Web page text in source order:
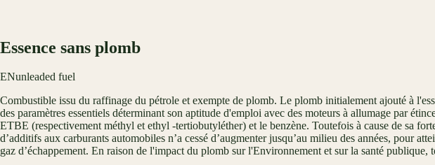
Essence sans plomb
ENunleaded fuel
Combustible issu du raffinage du pétrole et exempte de plomb. Le plomb initialement ajouté à
des paramètres essentiels déterminant son aptitude d'emploi avec des moteurs à allumage par
ETBE (respectivement méthyl et ethyl -tertiobutyléther) et le benzène. Toutefois à cause de sa
d’additifs aux carburants automobiles n’a cessé d’augmenter jusqu’au milieu des années, pour
gaz d’échappement. En raison de l'impact du plomb sur l'Environnement et sur la santé